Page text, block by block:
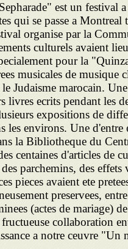
est un festival a
qui se passe a Montreal
organise par la
culturels avaient
pour la
musicales de musique
Judaisme marocain.
livres ecrits pendant les
expositions de
les environs. Une
la Bibliotheque du
centaines d'articles de
parchemins, des
pieces avaient ete
preservees,
(actes de mariage)
collaboration
a notre ceuvre